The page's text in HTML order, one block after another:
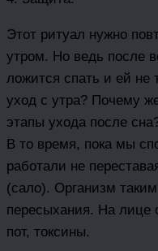
Этот ритуал нужно
утром. Но ведь после
ложится спать и ей не
уход с утра? Почему
этапы ухода после
В то время, пока мы
работали не
(сало). Организм
пересыхания. На лице
пот, токсины.